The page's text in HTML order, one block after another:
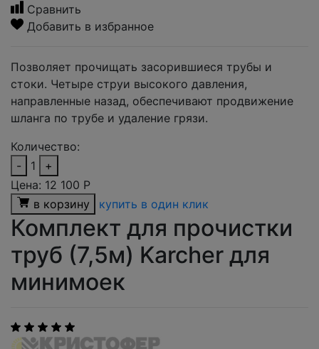
Сравнить
Добавить в избранное
Позволяет прочищать засорившиеся трубы и
стоки. Четыре струи высокого давления,
направленные назад, обеспечивают продвижение
шланга по трубе и удаление грязи.
Количество:
-
1
+
Цена: 12 100 Р
в корзину
купить в один клик
Комплект для прочистки
труб (7,5м) Karcher для
минимоек